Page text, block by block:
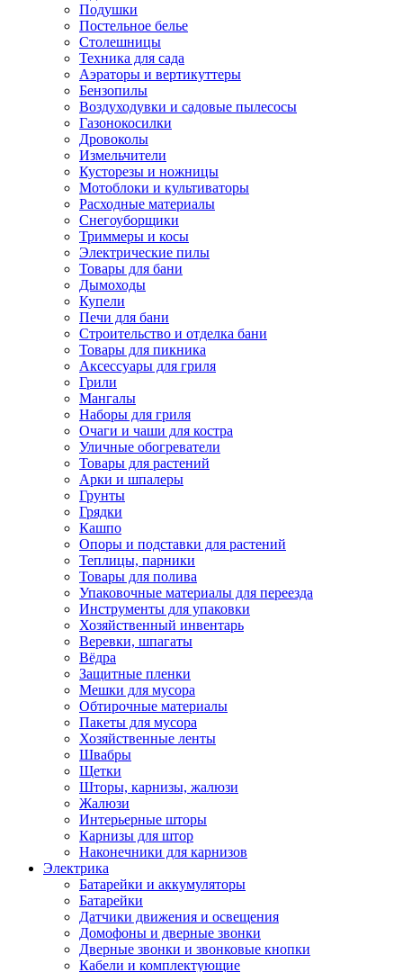
Подушки
Постельное белье
Столешницы
Техника для сада
Аэраторы и вертикуттеры
Бензопилы
Воздуходувки и садовые пылесосы
Газонокосилки
Дровоколы
Измельчители
Кусторезы и ножницы
Мотоблоки и культиваторы
Расходные материалы
Снегоуборщики
Триммеры и косы
Электрические пилы
Товары для бани
Дымоходы
Купели
Печи для бани
Строительство и отделка бани
Товары для пикника
Аксессуары для гриля
Грили
Мангалы
Наборы для гриля
Очаги и чаши для костра
Уличные обогреватели
Товары для растений
Арки и шпалеры
Грунты
Грядки
Кашпо
Опоры и подставки для растений
Теплицы, парники
Товары для полива
Упаковочные материалы для переезда
Инструменты для упаковки
Хозяйственный инвентарь
Веревки, шпагаты
Вёдра
Защитные пленки
Мешки для мусора
Обтирочные материалы
Пакеты для мусора
Хозяйственные ленты
Швабры
Щетки
Шторы, карнизы, жалюзи
Жалюзи
Интерьерные шторы
Карнизы для штор
Наконечники для карнизов
Электрика
Батарейки и аккумуляторы
Батарейки
Датчики движения и освещения
Домофоны и дверные звонки
Дверные звонки и звонковые кнопки
Кабели и комплектующие